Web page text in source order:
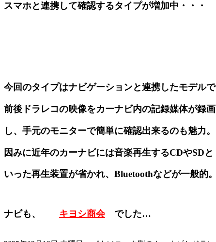
スマホと連携して確認するタイプが増加中・・・
今回のタイプはナビゲーションと連携したモデルで
前後ドラレコの映像をカーナビ内の記録媒体が録画
し、手元のモニターで簡単に確認出来るのも魅力。
因みに近年のカーナビには音楽再生するCDやSDと
いった再生装置が省かれ、Bluetoothなどが一般的。
ナビも、 キヨシ商会でした…